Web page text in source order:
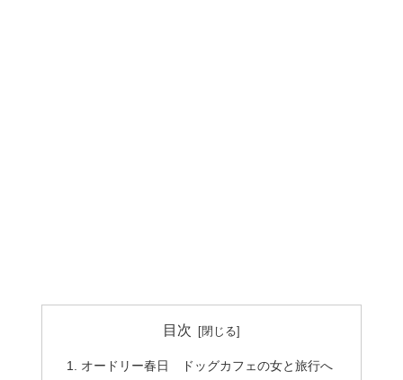
目次
オードリー春日 ドッグカフェの女と旅行へ